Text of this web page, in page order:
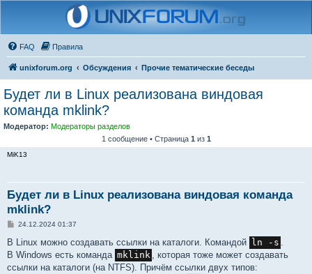
FAQ Правила
unixforum.org Обсуждения Прочие тематические беседы
Будет ли в Linux реализована виндовая
команда mklink?
Модератор: Модераторы разделов
1 сообщение • Страница 1 из 1
MiK13
Будет ли в Linux реализована виндовая команда
mklink?
С
о
щ
е
24.12.2024 01:37
В Linux можно создавать ссылки на каталоги. Командой ln -s .
В Windows есть команда mklink , которая тоже может создавать
ссылки на каталоги (на NTFS). Причём ссылки двух типов: